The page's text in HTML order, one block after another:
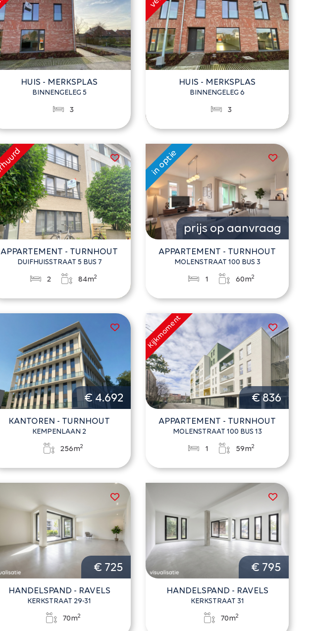
HUIS - MERKSPLAS
BINNENGELEG 5
3
HUIS - MERKSPLAS
BINNENGELEG 6
3
APPARTEMENT - TURNHOUT
DUIFHUISSTRAAT 5 BUS 7
2 84m2
prijs op aanvraag
APPARTEMENT - TURNHOUT
MOLENSTRAAT 100 BUS 3
1 60m2
€ 4.692
KANTOREN - TURNHOUT
KEMPENLAAN 2
256m2
€ 836
APPARTEMENT - TURNHOUT
MOLENSTRAAT 100 BUS 13
1 59m2
€ 725
HANDELSPAND - RAVELS
KERKSTRAAT 29-31
70m2
€ 795
HANDELSPAND - RAVELS
KERKSTRAAT 31
70m2